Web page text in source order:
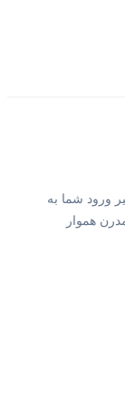
ورود شما به
هموار